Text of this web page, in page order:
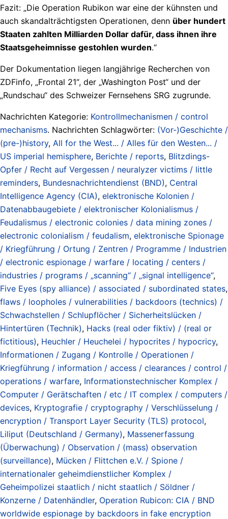
Fazit: „Die Operation Rubikon war eine der kühnsten und
auch skandalträchtigsten Operationen, denn über hundert
Staaten zahlten Milliarden Dollar dafür, dass ihnen ihre
Staatsgeheimnisse gestohlen wurden.“
Der Dokumentation liegen langjährige Recherchen von
ZDFinfo, „Frontal 21“, der „Washington Post“ und der
„Rundschau“ des Schweizer Fernsehens SRG zugrunde.
Nachrichten Kategorie: Kontrollmechanismen / control
mechanisms. Nachrichten Schlagwörter: (Vor-)Geschichte /
(pre-)history, All for the West... / Alles für den Westen... /
US imperial hemisphere, Berichte / reports, Blitzdings-
Opfer / Recht auf Vergessen / neuralyzer victims / little
reminders, Bundesnachrichtendienst (BND), Central
Intelligence Agency (CIA), elektronische Kolonien /
Datenabbaugebiete / elektronischer Kolonialismus /
Feudalismus / electronic colonies / data mining zones /
electronic colonialism / feudalism, elektronische Spionage
/ Kriegführung / Ortung / Zentren / Programme / Industrien
/ electronic espionage / warfare / locating / centers /
industries / programs / „scanning“ / „signal intelligence“,
Five Eyes (spy alliance) / associated / subordinated states,
flaws / loopholes / vulnerabilities / backdoors (technics) /
Schwachstellen / Schlupflöcher / Sicherheitslücken /
Hintertüren (Technik), Hacks (real oder fiktiv) / (real or
fictitious), Heuchler / Heuchelei / hypocrites / hypocricy,
Informationen / Zugang / Kontrolle / Operationen /
Kriegführung / information / access / clearances / control /
operations / warfare, Informationstechnischer Komplex /
Computer / Gerätschaften / etc / IT complex / computers /
devices, Kryptografie / cryptography / Verschlüsselung /
encryption / Transport Layer Security (TLS) protocol,
Liliput (Deutschland / Germany), Massenerfassung
(Überwachung) / Observation / (mass) observation
(surveillance), Mücken / Flittchen e.V. / Spione /
internationaler geheimdienstlicher Komplex /
Geheimpolizei staatlich / nicht staatlich / Söldner /
Konzerne / Datenhändler, Operation Rubicon: CIA / BND
worldwide espionage by backdoors in fake encryption